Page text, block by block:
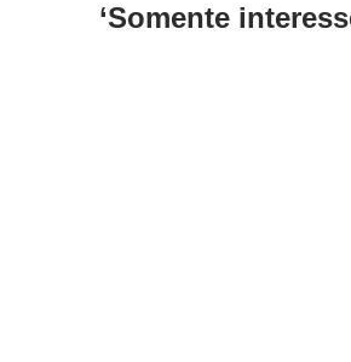
‘Somente